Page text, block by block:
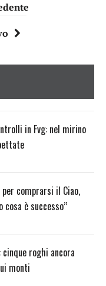
in Fvg: nel mirino
comprarsi il Ciao,
cosa è successo”
roghi ancora
monti